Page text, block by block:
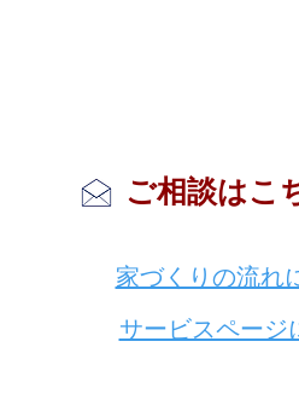
ご相談はこ
家づくりの流れ
サービスページ